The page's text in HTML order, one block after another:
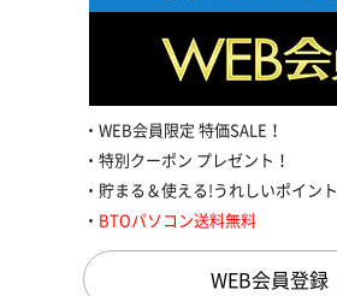
WEB会員限定 特価SALE！
特別クーポン プレゼント！
貯まる＆使える!うれしいポイント
BTOパソコン送料無料
WEB会員登録